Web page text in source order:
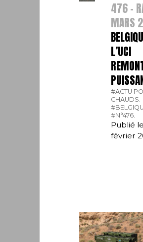
476 -
MARS
L’UCI
#ACTU
CHAUDS.
#N°476.
Publié
février